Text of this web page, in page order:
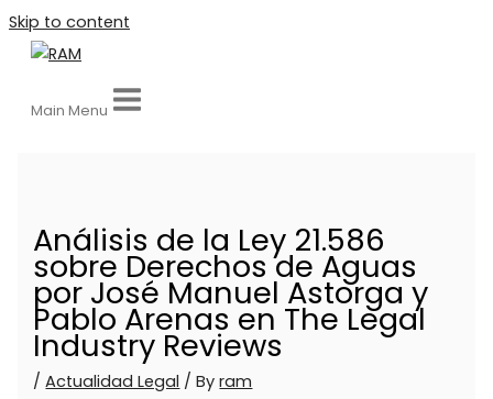
Skip to content
Main Menu
Análisis de la Ley 21.586
sobre Derechos de Aguas
por José Manuel Astorga y
Pablo Arenas en The Legal
Industry Reviews
/Actualidad Legal / Byram